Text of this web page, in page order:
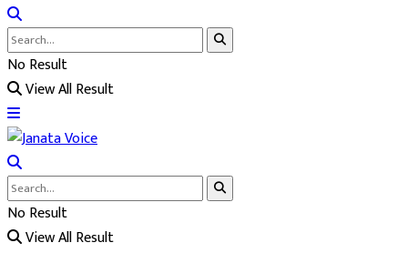
No Result
View All Result
No Result
View All Result